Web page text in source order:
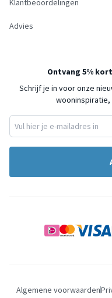
Klantbeoordelingen
Advies
Ontvang 5%
Schrijf je in voor onze
Algemene voorwaarden